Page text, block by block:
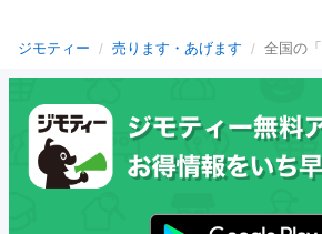
ジモティー 売ります・あげます 全国の